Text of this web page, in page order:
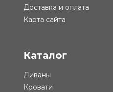
Доставка и оплата
Карта сайта
Каталог
Диваны
Кровати